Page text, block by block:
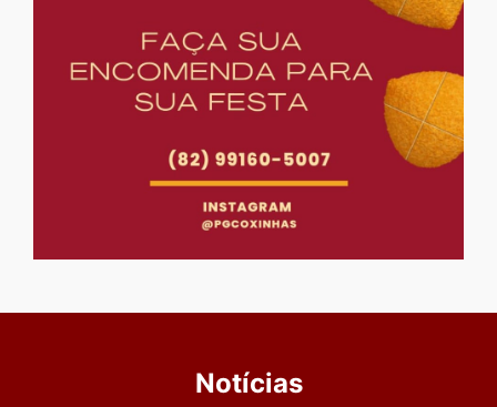
Notícias